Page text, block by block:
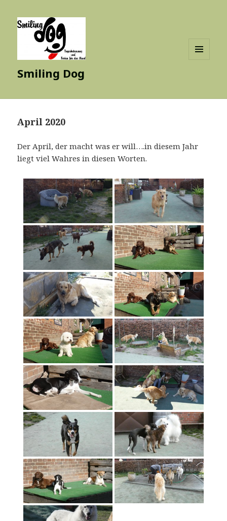
Smiling Dog
April 2020
Der April, der macht was er will….in diesem Jahr
liegt viel Wahres in diesen Worten.